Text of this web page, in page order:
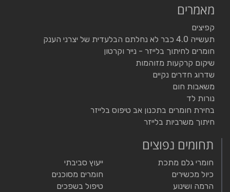
מאמרים
קפיצים
תעשייה 4.0 כבר לא נחלתם הבלעדית של יצרני הענק
חומרים לחיתוך בלייזר - נייר וקרטון
שיקום קרקעות מזוהמות
שדרוג חדרים נקיים
משאבות חום
נורות לד
בחירת חומרים בתכנון אב טיפוס בלייזר
חיתוך משרביות בלייזר
תחומים נפוצים
חומרי גלם מתכת
כיול מכשירים
הרמה ושינוע
ייעוץ סביבתי
חומרים מסוכנים
טיפול בשפכים